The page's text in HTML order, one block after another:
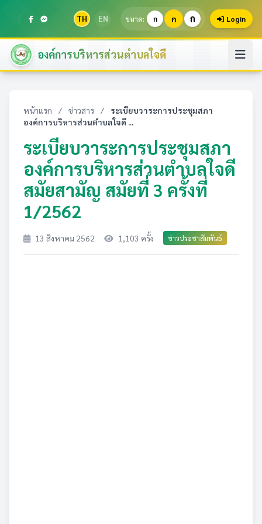
TH EN ขนาด: ก ก ก Login
องค์การบริหารส่วนตำบลใจดี
หน้าแรก / ข่าวสาร /
ระเบียบวาระการประชุมสภา
องค์การบริหารส่วนตำบลใจดี ...
ระเบียบวาระการประชุมสภา
องค์การบริหารส่วนตำบลใจดี
สมัยสามัญ สมัยที่ 3 ครั้งที่
1/2562
13 สิงหาคม 2562 1,103 ครั้ง ข่าวประชาสัมพันธ์